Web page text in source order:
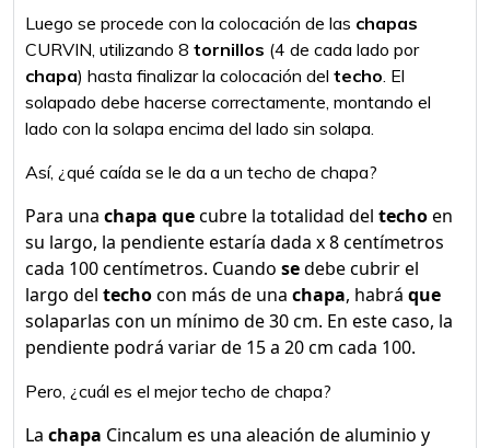
Luego se procede con la colocación de las chapas
CURVIN, utilizando 8 tornillos (4 de cada lado por
chapa) hasta finalizar la colocación del techo. El
solapado debe hacerse correctamente, montando el
lado con la solapa encima del lado sin solapa.
Así, ¿qué caída se le da a un techo de chapa?
Para una chapa quecubre la totalidad del techoen
su largo, la pendiente estaría dada x 8 centímetros
cada 100 centímetros. Cuando sedebe cubrir el
largo del techocon más de una chapa, habrá que
solaparlas con un mínimo de 30 cm. En este caso, la
pendiente podrá variar de 15 a 20 cm cada 100.
Pero, ¿cuál es el mejor techo de chapa?
La chapa Cincalum es una aleación de aluminio y